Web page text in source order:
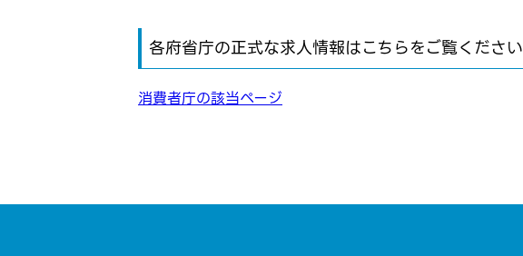
各府省庁の正式な求人情報はこちらをご覧ください
消費者庁の該当ページ